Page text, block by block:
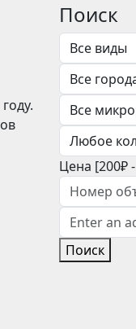
Поиск
Цена [200₽-
Поиск